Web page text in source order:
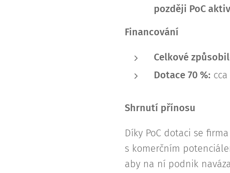
později PoC
Financování
Celkové
Dotace 70 %:
Shrnutí přínosu
Díky PoC dotaci se
s komerčním
aby na ní podnik